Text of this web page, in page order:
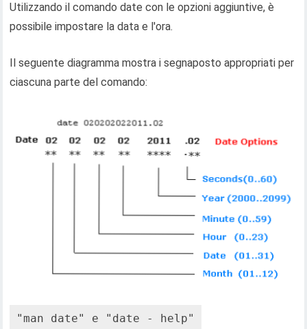
Utilizzando il comando date con le opzioni aggiuntive, è
possibile impostare la data e l'ora.
Il seguente diagramma mostra i segnaposto appropriati per
ciascuna parte del comando:
"man date" e "date - help"